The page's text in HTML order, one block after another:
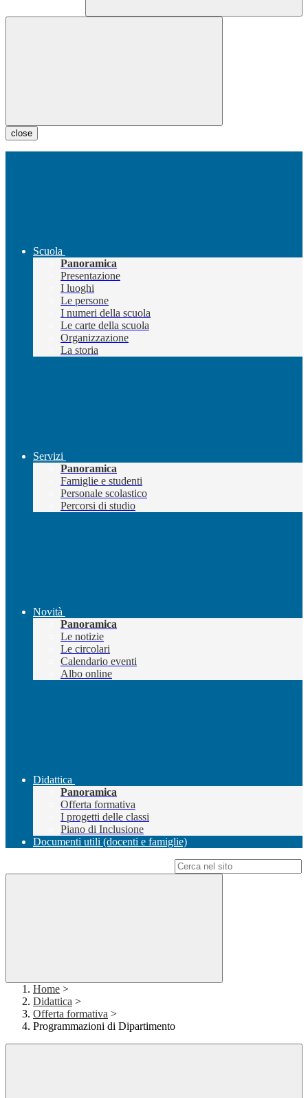
close
Scuola
Panoramica
Presentazione
I luoghi
Le persone
I numeri della scuola
Le carte della scuola
Organizzazione
La storia
Servizi
Panoramica
Famiglie e studenti
Personale scolastico
Percorsi di studio
Novità
Panoramica
Le notizie
Le circolari
Calendario eventi
Albo online
Didattica
Panoramica
Offerta formativa
I progetti delle classi
Piano di Inclusione
Documenti utili (docenti e famiglie)
Home >
Didattica >
Offerta formativa >
Programmazioni di Dipartimento